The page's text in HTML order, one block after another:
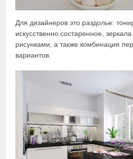
Для дизайнеров это раздолье:
искусственно состаренное,
рисунками, а также комбинация
вариантов.